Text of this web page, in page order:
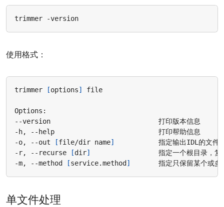
使用格式：
trimmer [options]
-o, --out
[file/dir name]
-r, --recurse
[dir]
-m, --method
[service.method ]
单文件处理